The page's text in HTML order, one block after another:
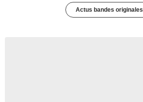
Actus bandes originales